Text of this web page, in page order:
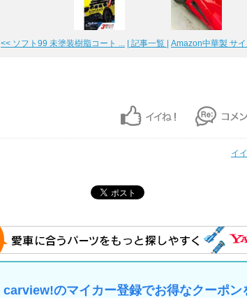
<< ソフト99 未塗装樹脂コート ... | 記事一覧 | Amazon中華製 サ
イ
carview!のマイカー登録でお得なクーポン